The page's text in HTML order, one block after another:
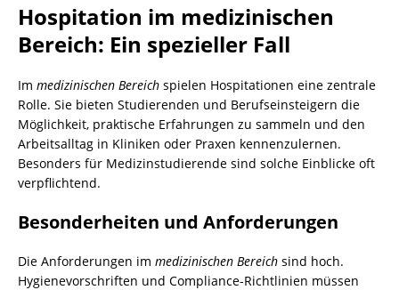
Hospitation im medizinischen
Bereich: Ein spezieller Fall
Im medizinischen Bereich spielen Hospitationen eine zentrale
Rolle. Sie bieten Studierenden und Berufseinsteigern die
Möglichkeit, praktische Erfahrungen zu sammeln und den
Arbeitsalltag in Kliniken oder Praxen kennenzulernen.
Besonders für Medizinstudierende sind solche Einblicke oft
verpflichtend.
Besonderheiten und Anforderungen
Die Anforderungen im medizinischen Bereich sind hoch.
Hygienevorschriften und Compliance-Richtlinien müssen